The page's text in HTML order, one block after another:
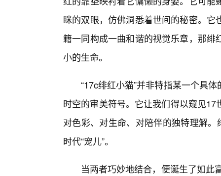
眯的双眼，仿佛洞悉着世间的秘密。
籍一同构成一曲和谐的视觉乐章，那
小的生命。
“17c绯红小猫”并非特指某一个具
时空的审美符号。它让我们得以窥见
对色彩、对生命、对陪伴的独特理解
时代“宠儿”。
当两者巧妙地结合，便诞生了如此